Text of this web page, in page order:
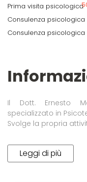
Prima visita psicologica
Consulenza psicologica
Consulenza
Il Dott. Ernesto
specializzato in
Svolge la propria
Leggi di più